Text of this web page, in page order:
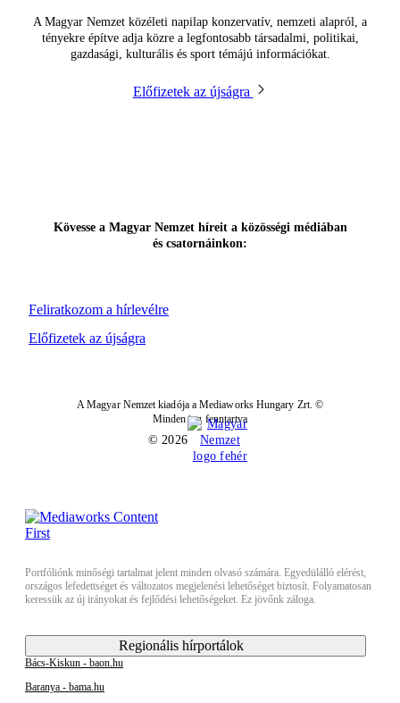
A Magyar Nemzet közéleti napilap konzervatív, nemzeti alapról, a
tényekre építve adja közre a legfontosabb társadalmi, politikai,
gazdasági, kulturális és sport témájú információkat.
Előfizetek az újságra
Feliratkozom a hírlevélre
Kövesse a Magyar Nemzet híreit a közösségi médiában
és csatornáinkon:
Előfizetek az újságra
A Magyar Nemzet kiadója a Mediaworks Hungary Zrt. ©
Minden jog fenntartva
© 2026
Portfóliónk minőségi tartalmat jelent minden olvasó számára. Egyedülálló elérést,
országos lefedettséget és változatos megjelenési lehetőséget biztosít. Folyamatosan
keressük az új irányokat és fejlődési lehetőségeket. Ez jövőnk záloga.
Regionális hírportálok
Bács-Kiskun - baon.hu
Baranya - bama.hu